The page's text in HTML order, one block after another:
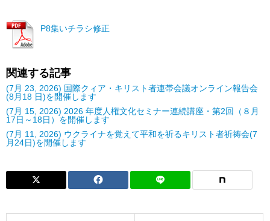
P8集いチラシ修正
関連する記事
(7月 23, 2026) 国際クィア・キリスト者連帯会議オンライン報告会
(8月18 日)を開催します
(7月 15, 2026) 2026 年度人権文化セミナー連続講座・第2回（８月
17日～18日）を開催します
(7月 11, 2026) ウクライナを覚えて平和を祈るキリスト者祈祷会(7
月24日)を開催します